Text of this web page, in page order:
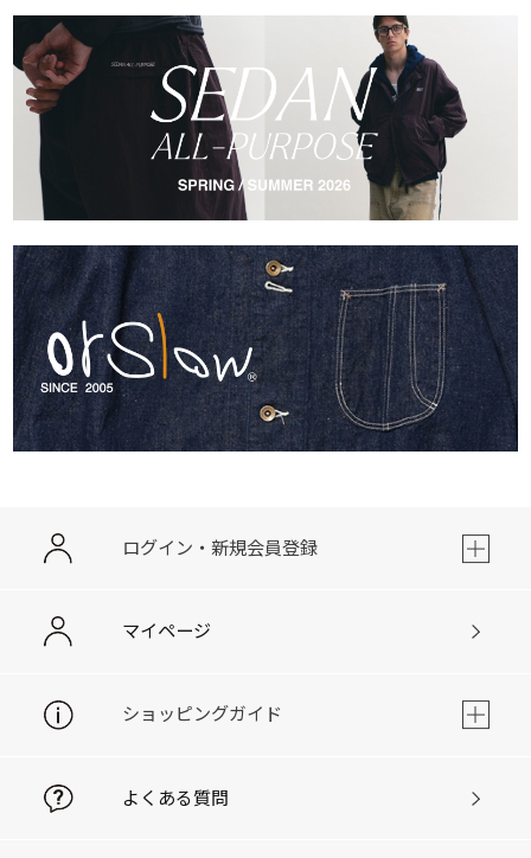
ログイン・新規会員登録
マイページ
ショッピングガイド
よくある質問